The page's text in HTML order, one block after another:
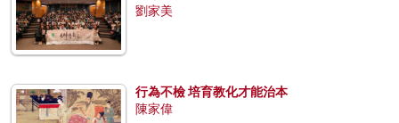
劉家美
行為不檢 培育教化才能治本
陳家偉